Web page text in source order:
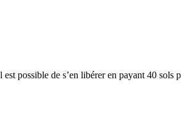
possible de s’en libérer en payant 40 sols